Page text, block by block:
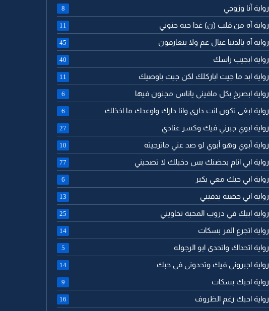
رواية آنا وزوجي 8
رواية آه من قلب (ن) غدا حبه جنوني 11
رواية آه يالدنيا عيال عم ولا يتعارفون 45
رواية ابجيب راسك 40
رواية ابد ما جيت اباركلك لكن جيت باوصيك 11
رواية ابصرخ بكل مافيني ياناس مجنون فيها 6
رواية ابغى تكون انت داري وانا دارك واوعدك ما اخذلك 6
رواية ابوي جبرني فيك وكسر عنادي 27
رواية أبوي وهو أبوي لو صد عني ماترجيته 10
رواية ابي انام بحضنك بس دخيلك لا تصحيني 77
رواية ابي حبك معي يكبر 6
رواية ابي حضنه يدفيني 13
رواية ابيك في دروب المحبة تخاويني 25
رواية اتجرع المر بسكات 14
رواية اتحداك واتحدى ابو الرجوله 5
رواية اجبروني فيك وتحدوني في حبك 14
رواية احبك بسكات 9
رواية احبك رغم الظروف 16